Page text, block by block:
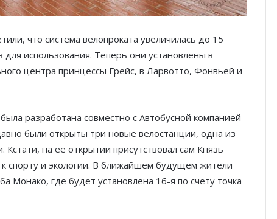
что система велопроката увеличилась до 15
использования. Теперь они установлены в
центра принцессы Грейс, в Ларвотто, Фонвьей и
разработана совместно с Автобусной компанией
были открыты три новые велостанции, одна из
на ее открытии присутствовал сам Князь
спорту и экологии. В ближайшем будущем жители
Монако, где будет установлена 16-я по счету точка
Экологичный маршрут: как
велосипеды меняют Монако